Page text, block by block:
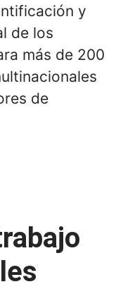
y
de los
más de 200
de